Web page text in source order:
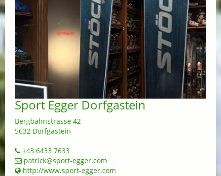
Sport Egger Dorfgastein
Bergbahnstrasse 42
5632 Dorfgastein
+43 6433 7633
patrick@sport-egger.com
http://www.sport-egger.com